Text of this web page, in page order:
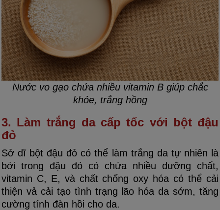
Nước vo gạo chứa nhiều vitamin B giúp chắc
khỏe, trắng hồng
3. Làm trắng da cấp tốc với bột đậu
đỏ
Sở dĩ bột đậu đỏ có thể làm trắng da tự nhiên là
bởi trong đậu đỏ có chứa nhiều dưỡng chất,
vitamin C, E, và chất chống oxy hóa có thể cải
thiện vả cải tạo tình trạng lão hóa da sớm, tăng
cường tính đàn hồi cho da.